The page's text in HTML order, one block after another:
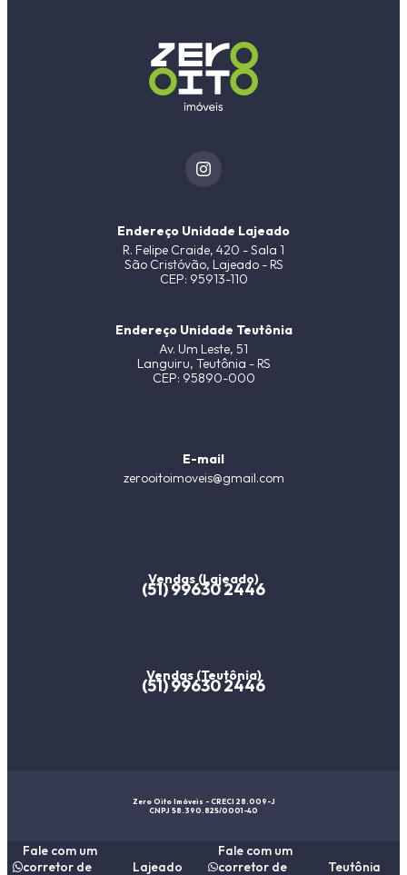
Fale com um
corretor de
Lajeado
Fale com um
corretor de
Teutônia
Endereço Unidade Lajeado
R. Felipe Craide, 420 - Sala 1
São Cristóvão, Lajeado - RS
CEP: 95913-110
Endereço Unidade Teutônia
Av. Um Leste, 51
Languiru, Teutônia - RS
CEP: 95890-000
E-mail
zerooitoimoveis@gmail.com
Vendas (Lajeado)
(51) 99630 2446
Vendas (Teutônia)
(51) 99630 2446
Zero Oito Imóveis - CRECI 28.009-J
CNPJ 58.390.825/0001-40